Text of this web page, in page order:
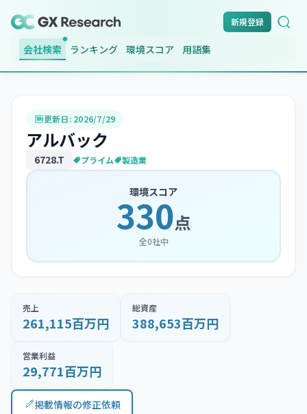
新規登録
会社検索 ランキング 環境スコア 用語集
更新日: 2026/7/29
アルバック
6728.T プライム 製造業
環境スコア
330点
全0社中
売上
261,115百万円
総資産
388,653百万円
営業利益
29,771百万円
掲載情報の修正依頼